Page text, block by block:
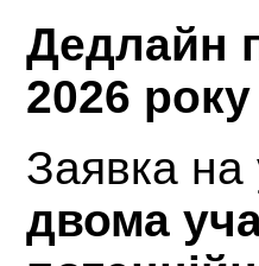
Дедлайн
2026 року
Заявка на
двома